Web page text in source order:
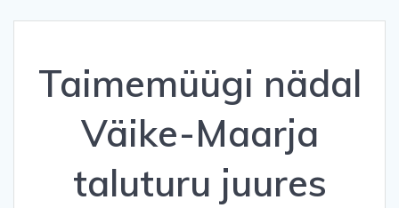
Taimemüügi nädal
Väike-Maarja
taluturu juures